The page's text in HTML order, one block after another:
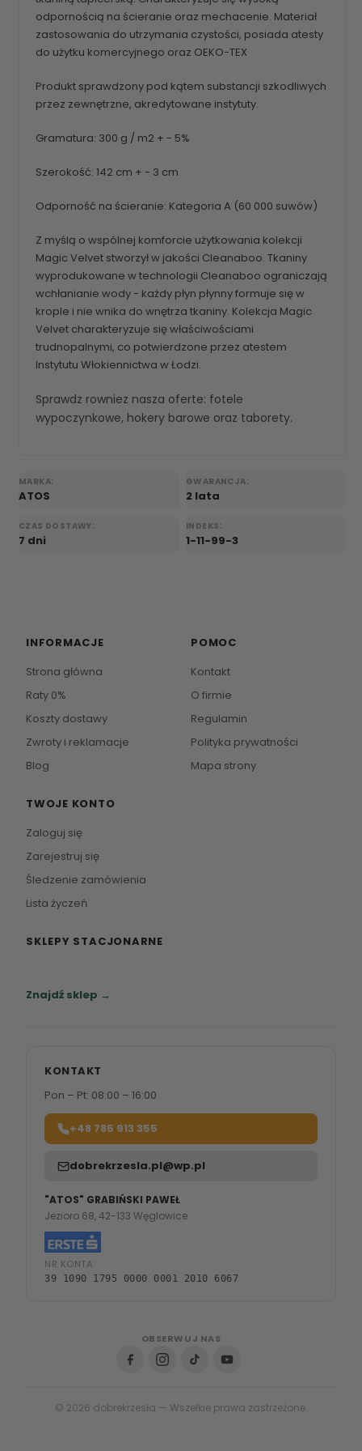
odpornością na ścieranie oraz mechacenie. Materiał
zastosowania do utrzymania czystości, posiada atesty
do użytku komercyjnego oraz OEKO-TEX
Produkt sprawdzony pod kątem substancji szkodliwych
przez zewnętrzne, akredytowane instytuty.
Gramatura: 300 g / m2 + - 5%
Szerokość: 142 cm + - 3 cm
Odporność na ścieranie: Kategoria A (60 000 suwów)
Z myślą o wspólnej komforcie użytkowania kolekcji
Magic Velvet stworzył w jakości Cleanaboo. Tkaniny
wyprodukowane w technologii Cleanaboo ograniczają
wchłanianie wody - każdy płyn płynny formuje się w
krople i nie wnika do wnętrza tkaniny. Kolekcja Magic
Velvet charakteryzuje się właściwościami
trudnopalnymi, co potwierdzone przez atestem
Instytutu Włokiennictwa w Łodzi.
Sprawdz rowniez nasza oferte: fotele
wypoczynkowe, hokery barowe oraz taborety.
MARKA:
ATOS
GWARANCJA:
2 lata
CZAS DOSTAWY:
7 dni
INDEKS:
1-11-99-3
INFORMACJE
Strona główna
Raty 0%
Koszty dostawy
Zwroty i reklamacje
Blog
POMOC
Kontakt
O firmie
Regulamin
Polityka prywatności
Mapa strony
TWOJE KONTO
Zaloguj się
Zarejestruj się
Śledzenie zamówienia
Lista życzeń
SKLEPY STACJONARNE
Znajdź sklep →
KONTAKT
Pon – Pt: 08:00 – 16:00
+48 785 913 355
dobrekrzesla.pl@wp.pl
"ATOS" GRABIŃSKI PAWEŁ
Jezioro 68, 42-133 Węglowice
NR KONTA:
39 1090 1795 0000 0001 2010 6067
OBSERWUJ NAS
© 2026 dobrekrzesła — Wszelkie prawa zastrzeżone.